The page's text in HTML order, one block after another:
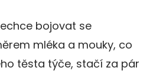
bojovat se
mléka a mouky, co
těsta týče, stačí za pár